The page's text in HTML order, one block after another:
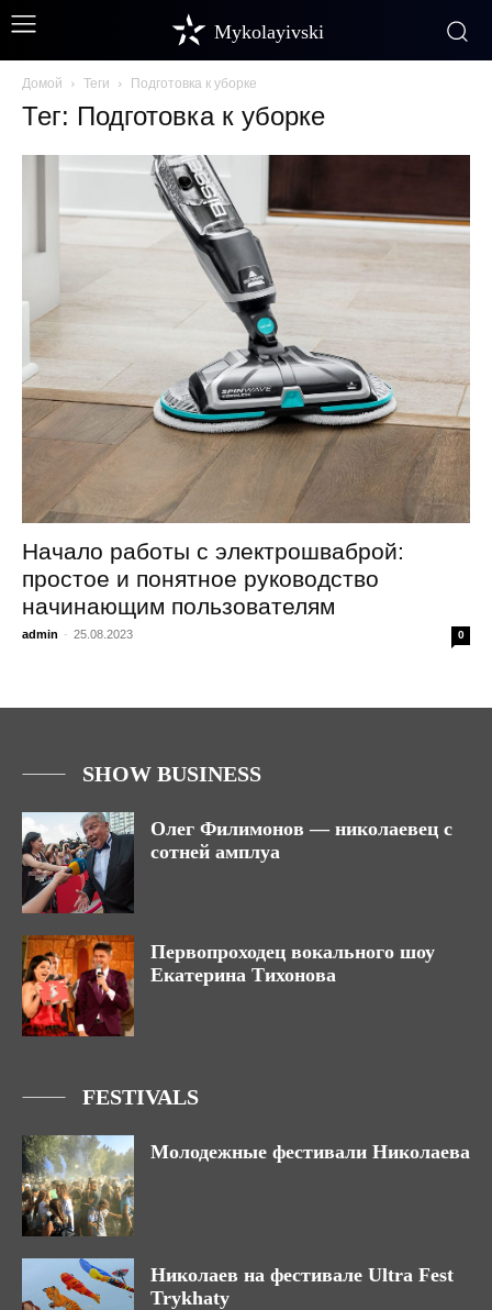
Mykolayivski
Домой Теги Подготовка к уборке
Тег: Подготовка к уборке
Начало работы с электрошваброй:
простое и понятное руководство
начинающим пользователям
admin - 25.08.2023 0
SHOW BUSINESS
Олег Филимонов — николаевец с
сотней амплуа
Первопроходец вокального шоу
Екатерина Тихонова
FESTIVALS
Молодежные фестивали Николаева
Николаев на фестивале Ultra Fest
Trykhaty